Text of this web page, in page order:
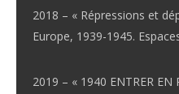
2018 – « Répressions et
Europe, 1939-1945.
2019 – « 1940 ENTRER EN